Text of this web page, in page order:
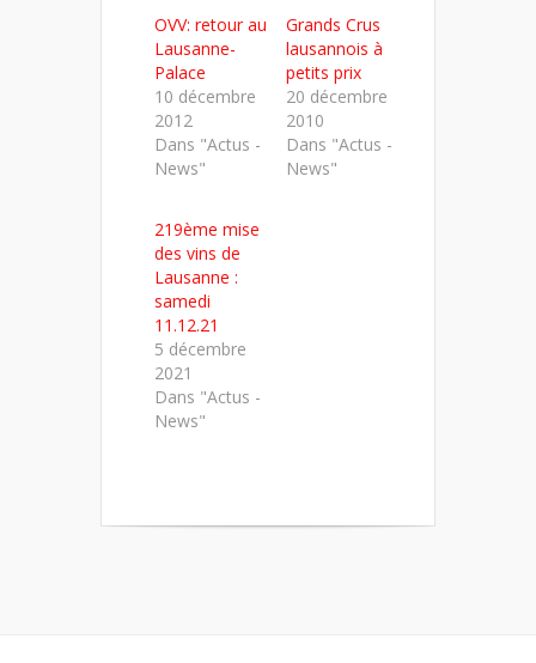
une
nouvelle
fenêtre)
une
nouvelle
fenêtre)
dans
une
nouvelle
fenêtre)
OVV: retour au
Lausanne-
Palace
10 décembre
2012
Dans "Actus -
News"
Grands Crus
lausannois à
petits prix
20 décembre
2010
Dans "Actus -
News"
219ème mise
des vins de
Lausanne :
samedi
11.12.21
5 décembre
2021
Dans "Actus -
News"